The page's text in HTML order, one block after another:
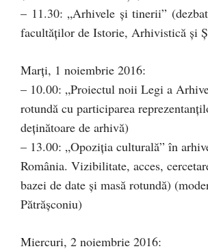
– 11.30: „Arhivele şi tinerii”
facultăţilor de Istorie, Arhivistică şi
Marţi, 1 noiembrie 2016:
– 10.00: „Proiectul noii Legi a
rotundă cu participarea
deţinătoare de arhivă)
– 13.00: „Opoziţia culturală” în
România. Vizibilitate, acces,
bazei de date şi masă rotundă)
Pătrăşconiu)
Miercuri, 2 noiembrie 2016: